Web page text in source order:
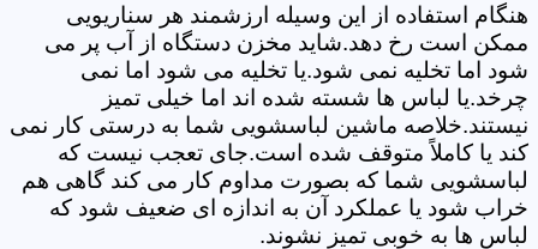
هنگام استفاده از این وسیله ارزشمند هر سناریویی
ممکن است رخ دهد.شاید مخزن دستگاه از آب پر می
شود اما تخلیه نمی شود.یا تخلیه می شود اما نمی
چرخد.یا لباس ها شسته شده اند اما خیلی تمیز
نیستند.خلاصه ماشین لباسشویی شما به درستی کار نمی
کند یا کاملاً متوقف شده است.جای تعجب نیست که
لباسشویی شما که بصورت مداوم کار می کند گاهی هم
خراب شود یا عملکرد آن به اندازه ای ضعیف شود که
لباس ها به خوبی تمیز نشوند.